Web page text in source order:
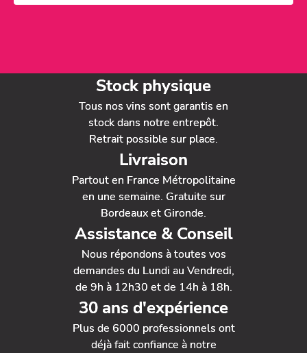
Stock physique
Tous nos vins sont garantis en
stock dans notre entrepôt.
Retrait possible sur place.
Livraison
Partout en France Métropolitaine
en une semaine. Gratuite sur
Bordeaux et Gironde.
Assistance & Conseil
Nous répondons à toutes vos
demandes du Lundi au Vendredi,
de 9h à 12h30 et de 14h à 18h.
30 ans d'expérience
Plus de 6000 professionnels ont
déjà fait confiance à notre